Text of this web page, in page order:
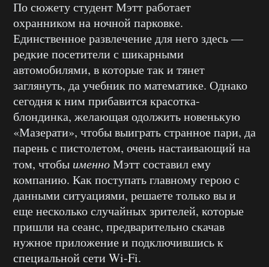
По сюжету студент Мэтт работает
охранником на ночной парковке.
Единственное развлечение для него здесь —
редкие посетители с шикарными
автомобилями, в которые так и тянет
заглянуть, да учебник по математике. Однако
сегодня к ним прибавится красотка-
блондинка, желающая одолжить новенькую
«Мазерати», чтобы выиграть странное пари, да
парень с пистолетом, очень настаивающий на
том, чтобы именноМэтт составил ему
компанию. Как поступать главному герою с
данными ситуациями, решаете только вы и
еще несколько случайных зрителей, которые
пришли на сеанс, предварительно скачав
нужное приложение и подключившись к
специальной сети Wi-Fi.